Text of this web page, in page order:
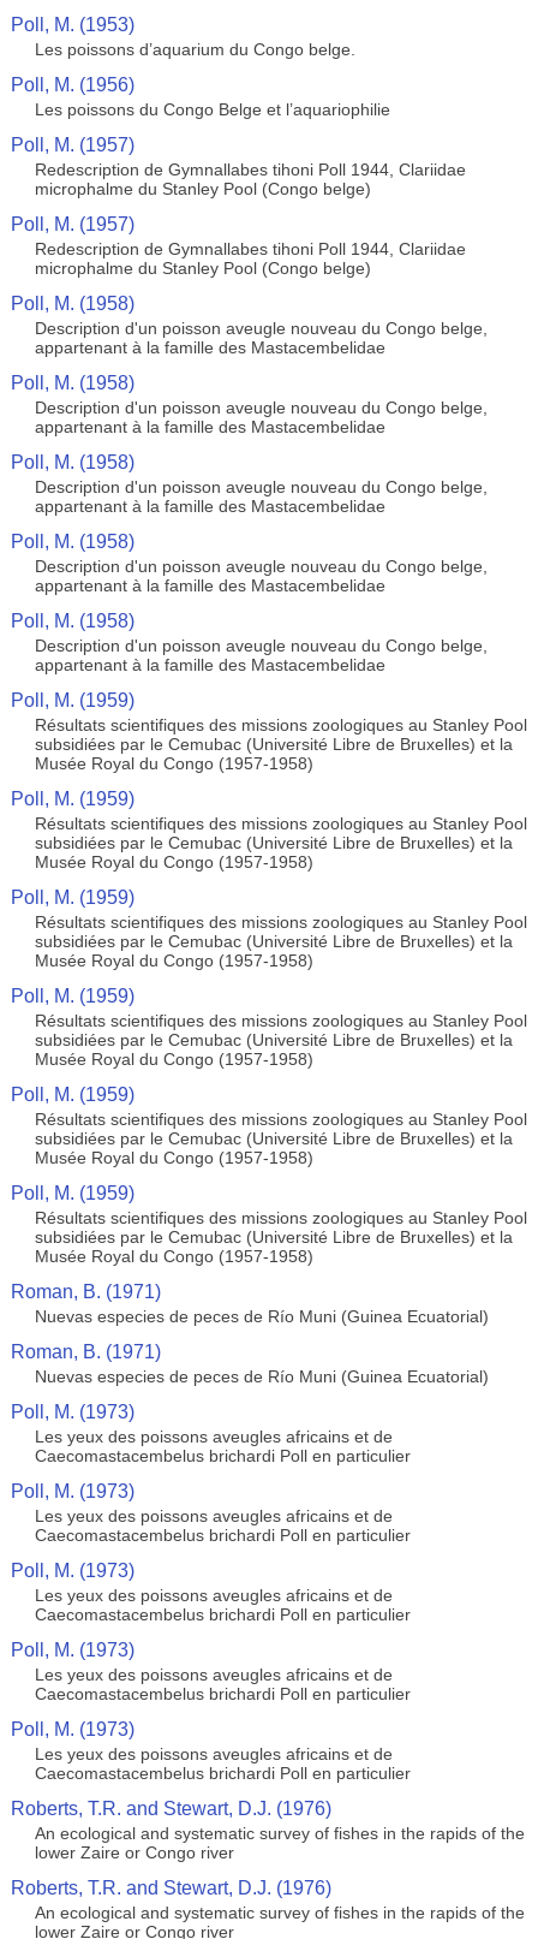
Poll, M. (1953)
Les poissons d’aquarium du Congo belge.
Poll, M. (1956)
Les poissons du Congo Belge et l’aquariophilie
Poll, M. (1957)
Redescription de Gymnallabes tihoni Poll 1944, Clariidae
microphalme du Stanley Pool (Congo belge)
Poll, M. (1957)
Redescription de Gymnallabes tihoni Poll 1944, Clariidae
microphalme du Stanley Pool (Congo belge)
Poll, M. (1958)
Description d'un poisson aveugle nouveau du Congo belge,
appartenant à la famille des Mastacembelidae
Poll, M. (1958)
Description d'un poisson aveugle nouveau du Congo belge,
appartenant à la famille des Mastacembelidae
Poll, M. (1958)
Description d'un poisson aveugle nouveau du Congo belge,
appartenant à la famille des Mastacembelidae
Poll, M. (1958)
Description d'un poisson aveugle nouveau du Congo belge,
appartenant à la famille des Mastacembelidae
Poll, M. (1958)
Description d'un poisson aveugle nouveau du Congo belge,
appartenant à la famille des Mastacembelidae
Poll, M. (1959)
Résultats scientifiques des missions zoologiques au Stanley Pool
subsidiées par le Cemubac (Université Libre de Bruxelles) et la
Musée Royal du Congo (1957-1958)
Poll, M. (1959)
Résultats scientifiques des missions zoologiques au Stanley Pool
subsidiées par le Cemubac (Université Libre de Bruxelles) et la
Musée Royal du Congo (1957-1958)
Poll, M. (1959)
Résultats scientifiques des missions zoologiques au Stanley Pool
subsidiées par le Cemubac (Université Libre de Bruxelles) et la
Musée Royal du Congo (1957-1958)
Poll, M. (1959)
Résultats scientifiques des missions zoologiques au Stanley Pool
subsidiées par le Cemubac (Université Libre de Bruxelles) et la
Musée Royal du Congo (1957-1958)
Poll, M. (1959)
Résultats scientifiques des missions zoologiques au Stanley Pool
subsidiées par le Cemubac (Université Libre de Bruxelles) et la
Musée Royal du Congo (1957-1958)
Poll, M. (1959)
Résultats scientifiques des missions zoologiques au Stanley Pool
subsidiées par le Cemubac (Université Libre de Bruxelles) et la
Musée Royal du Congo (1957-1958)
Roman, B. (1971)
Nuevas especies de peces de Río Muni (Guinea Ecuatorial)
Roman, B. (1971)
Nuevas especies de peces de Río Muni (Guinea Ecuatorial)
Poll, M. (1973)
Les yeux des poissons aveugles africains et de
Caecomastacembelus brichardi Poll en particulier
Poll, M. (1973)
Les yeux des poissons aveugles africains et de
Caecomastacembelus brichardi Poll en particulier
Poll, M. (1973)
Les yeux des poissons aveugles africains et de
Caecomastacembelus brichardi Poll en particulier
Poll, M. (1973)
Les yeux des poissons aveugles africains et de
Caecomastacembelus brichardi Poll en particulier
Poll, M. (1973)
Les yeux des poissons aveugles africains et de
Caecomastacembelus brichardi Poll en particulier
Roberts, T.R. and Stewart, D.J. (1976)
An ecological and systematic survey of fishes in the rapids of the
lower Zaire or Congo river
Roberts, T.R. and Stewart, D.J. (1976)
An ecological and systematic survey of fishes in the rapids of the
lower Zaire or Congo river